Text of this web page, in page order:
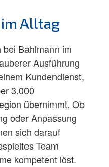
Alltag
Bahlmann im
Ausführung
Kundendienst,
3.000
übernimmt. Ob
oder Anpassung
sich darauf
Team
kompetent löst.​